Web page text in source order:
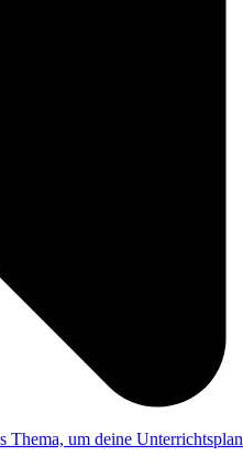
Thema, um deine